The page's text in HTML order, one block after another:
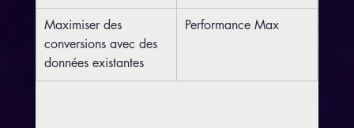
Maximiser des
conversions avec des
données existantes
Performance Max